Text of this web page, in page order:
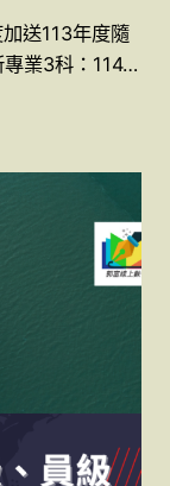
送113年度隨
專業3科：114…